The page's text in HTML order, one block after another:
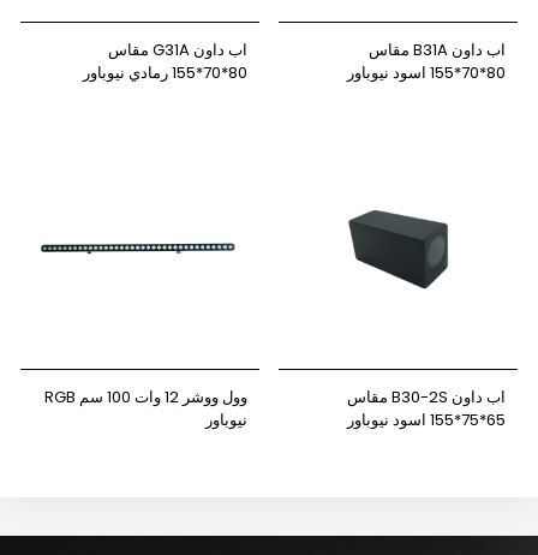
اب داون B31A مقاس
80*70*155 اسود نيوباور
اب داون G31A مقاس
80*70*155 رمادي نيوباور
اب داون B30-2S مقاس
65*75*155 اسود نيوباور
وول ووشر 12 وات 100 سم RGB
نيوباور